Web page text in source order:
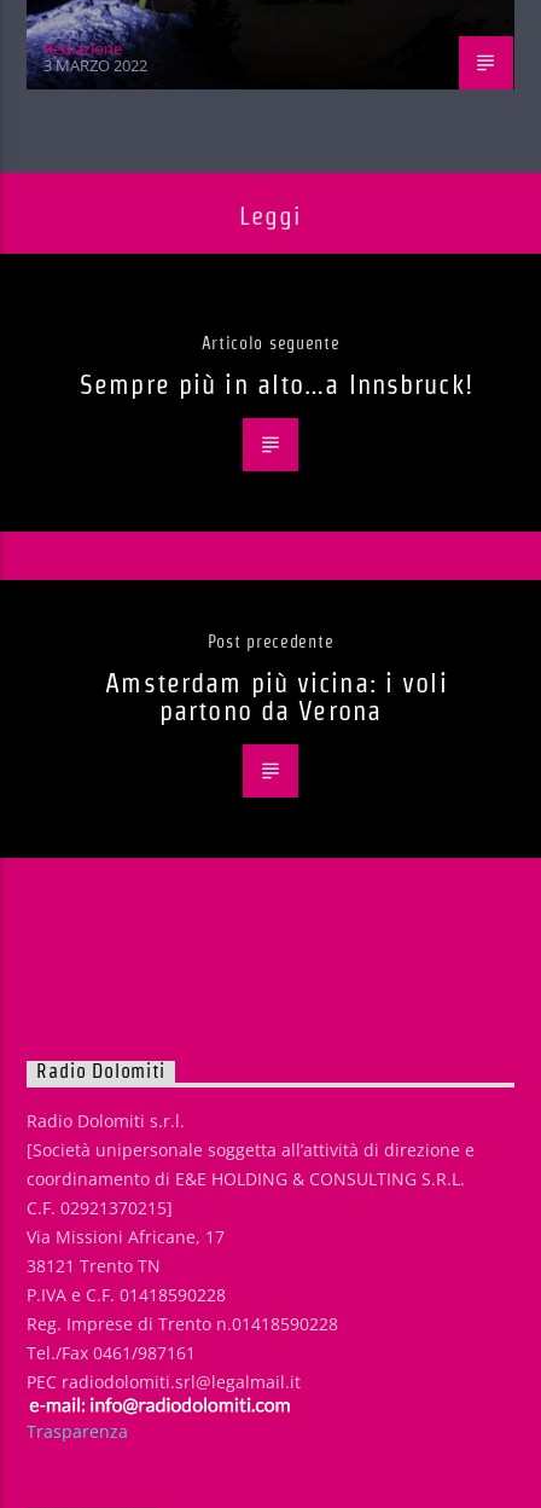
Red.azione
3 MARZO 2022
Leggi
Articolo seguente
Sempre più in alto…a Innsbruck!
Post precedente
Amsterdam più vicina: i voli
partono da Verona
Radio Dolomiti
Radio Dolomiti s.r.l.
[Società unipersonale soggetta all’attività di direzione e
coordinamento di E&E HOLDING & CONSULTING S.R.L.
C.F. 02921370215]
Via Missioni Africane, 17
38121 Trento TN
P.IVA e C.F. 01418590228
Reg. Imprese di Trento n.01418590228
Tel./Fax 0461/987161
PEC radiodolomiti.srl@legalmail.it
Trasparenza